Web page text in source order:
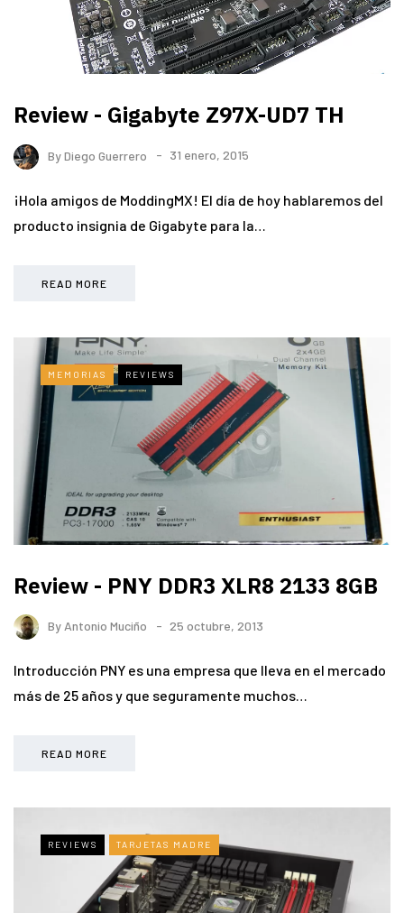
Review - Gigabyte Z97X-UD7 TH
ByDiego Guerrero 31 enero, 2015
¡Hola amigos de ModdingMX! El día de hoy hablaremos del
producto insignia de Gigabyte para la…
READ MORE
MEMORIAS REVIEWS
Review - PNY DDR3 XLR8 2133 8GB
By Antonio Muciño 25 octubre, 2013
Introducción PNY es una empresa que lleva en el mercado
más de 25 años y que seguramente muchos…
READ MORE
REVIEWS TARJETAS MADRE